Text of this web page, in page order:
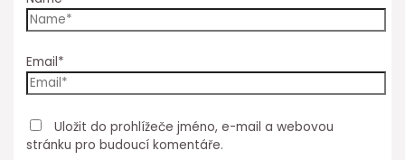
Email*
Uložit do prohlížeče jméno, e-mail a webovou
stránku pro budoucí komentáře.